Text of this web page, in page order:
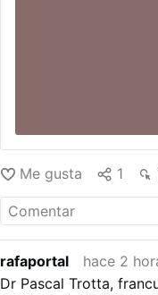
Me gusta 1
rafaportal
hace 2
Dr Pascal Trotta,